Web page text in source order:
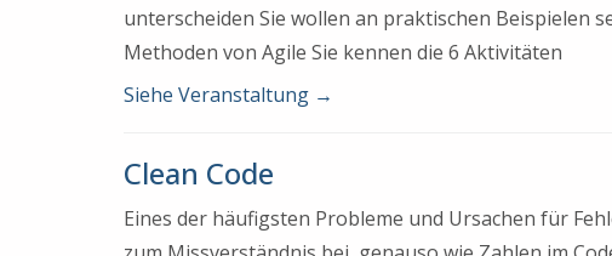
unterscheiden Sie wollen an praktischen Beispielen
Methoden von Agile Sie kennen die 6 Aktivitäten
Siehe Veranstaltung →
Clean Code
Eines der häufigsten Probleme und Ursachen für